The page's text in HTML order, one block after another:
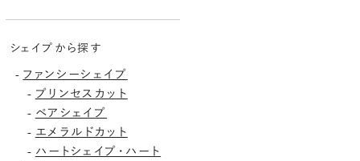
シェイプから探す
- ファンシーシェイプ
- プリンセスカット
- ペアシェイプ
- エメラルドカット
- ハートシェイプ・ハート